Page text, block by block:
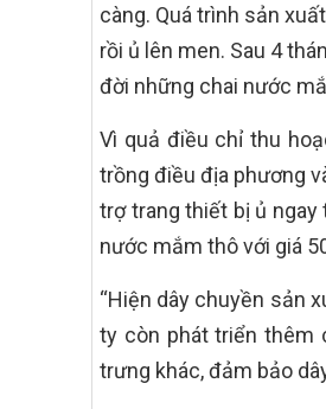
càng. Quá trình sản
rồi ủ lên men. Sau 4
đời những chai nước
Vì quả điều chỉ thu
trồng điều địa phương
trợ trang thiết bị ủ ngay
nước mắm thô với giá
“Hiện dây chuyền sản
ty còn phát triển thêm
trưng khác, đảm bảo